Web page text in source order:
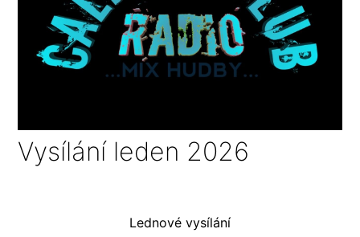
Vysílání leden 2026
Lednové vysílání